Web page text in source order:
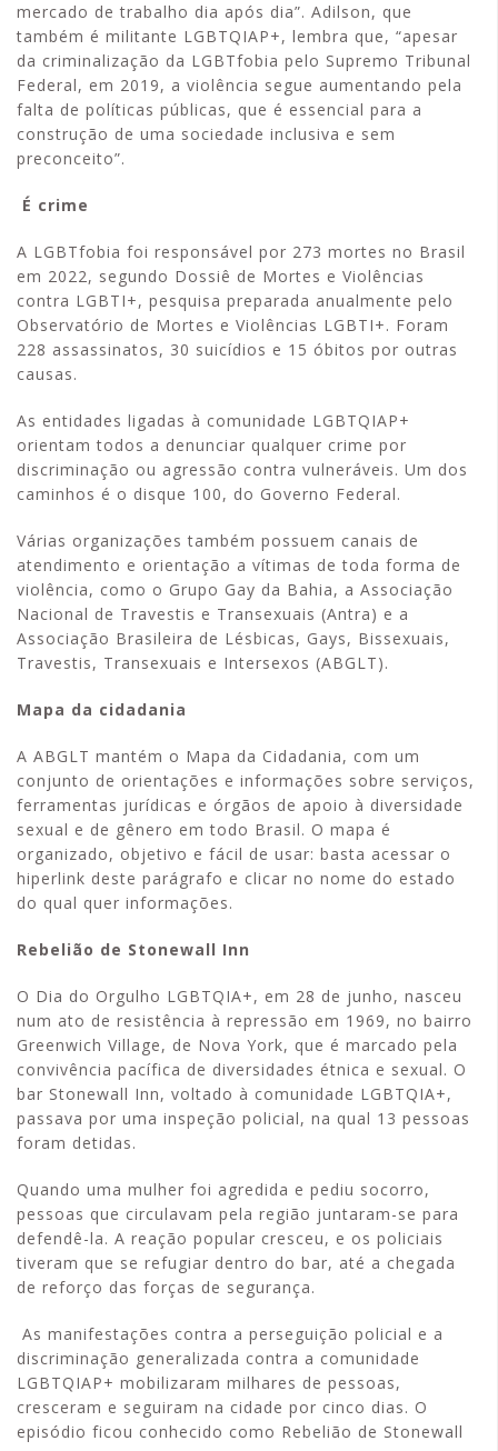
mercado de trabalho dia após dia”. Adilson, que
também é militante LGBTQIAP+, lembra que, “apesar
da criminalização da LGBTfobia pelo Supremo Tribunal
Federal, em 2019, a violência segue aumentando pela
falta de políticas públicas, que é essencial para a
construção de uma sociedade inclusiva e sem
preconceito”.
É crime
A LGBTfobia foi responsável por 273 mortes no Brasil
em 2022, segundo Dossiê de Mortes e Violências
contra LGBTI+, pesquisa preparada anualmente pelo
Observatório de Mortes e Violências LGBTI+. Foram
228 assassinatos, 30 suicídios e 15 óbitos por outras
causas.
As entidades ligadas à comunidade LGBTQIAP+
orientam todos a denunciar qualquer crime por
discriminação ou agressão contra vulneráveis. Um dos
caminhos é o disque 100, do Governo Federal.
Várias organizações também possuem canais de
atendimento e orientação a vítimas de toda forma de
violência, como o Grupo Gay da Bahia, a Associação
Nacional de Travestis e Transexuais (Antra) e a
Associação Brasileira de Lésbicas, Gays, Bissexuais,
Travestis, Transexuais e Intersexos (ABGLT).
Mapa da cidadania
A ABGLT mantém o Mapa da Cidadania, com um
conjunto de orientações e informações sobre serviços,
ferramentas jurídicas e órgãos de apoio à diversidade
sexual e de gênero em todo Brasil. O mapa é
organizado, objetivo e fácil de usar: basta acessar o
hiperlink deste parágrafo e clicar no nome do estado
do qual quer informações.
Rebelião de Stonewall Inn
O Dia do Orgulho LGBTQIA+, em 28 de junho, nasceu
num ato de resistência à repressão em 1969, no bairro
Greenwich Village, de Nova York, que é marcado pela
convivência pacífica de diversidades étnica e sexual. O
bar Stonewall Inn, voltado à comunidade LGBTQIA+,
passava por uma inspeção policial, na qual 13 pessoas
foram detidas.
Quando uma mulher foi agredida e pediu socorro,
pessoas que circulavam pela região juntaram-se para
defendê-la. A reação popular cresceu, e os policiais
tiveram que se refugiar dentro do bar, até a chegada
de reforço das forças de segurança.
As manifestações contra a perseguição policial e a
discriminação generalizada contra a comunidade
LGBTQIAP+ mobilizaram milhares de pessoas,
cresceram e seguiram na cidade por cinco dias. O
episódio ficou conhecido como Rebelião de Stonewall